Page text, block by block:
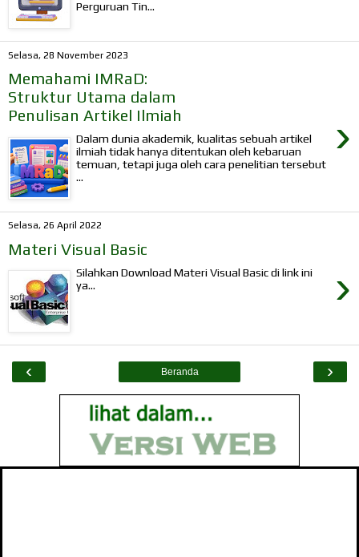
Perguruan Tin...
Selasa, 28 November 2023
Memahami IMRaD:
Struktur Utama dalam
Penulisan Artikel Ilmiah
›
Dalam dunia akademik, kualitas sebuah artikel
ilmiah tidak hanya ditentukan oleh kebaruan
temuan, tetapi juga oleh cara penelitian tersebut
...
Selasa, 26 April 2022
Materi Visual Basic
›
Silahkan Download Materi Visual Basic di link ini
ya...
‹ ›
Beranda